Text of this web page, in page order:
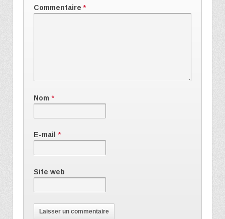
Commentaire *
Nom *
E-mail *
Site web